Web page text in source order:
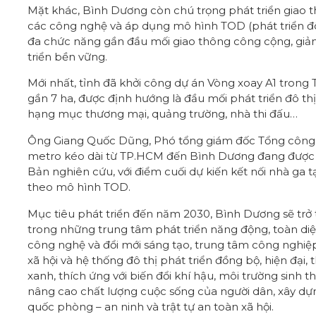
Mặt khác, Bình Dương còn chú trọng phát triển giao
các công nghệ và áp dụng mô hình TOD (phát triển
đa chức năng gần đầu mối giao thông công cộng,
triển bền vững.
Mới nhất, tỉnh đã khởi công dự án Vòng xoay A1
gần 7 ha, được định hướng là đầu mối phát triển đô
hạng mục thương mại, quảng trường, nhà thi đấu…
Ông Giang Quốc Dũng, Phó tổng giám đốc Tổng
metro kéo dài từ TP.HCM đến Bình Dương đang
Bản nghiên cứu, với điểm cuối dự kiến kết nối nhà ga
theo mô hình TOD.
Mục tiêu phát triển đến năm 2030, Bình Dương sẽ
trong những trung tâm phát triển năng động, toàn
công nghệ và đổi mới sáng tạo, trung tâm công
xã hội và hệ thống đô thị phát triển đồng bộ, hiện
xanh, thích ứng với biến đổi khí hậu, môi trường sinh
nâng cao chất lượng cuộc sống của người dân, xây
quốc phòng – an ninh và trật tự an toàn xã hội.